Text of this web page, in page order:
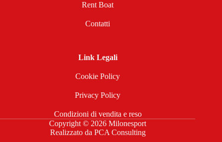
Rent Boat
Contatti
Link Legali
Cookie Policy
Privacy Policy
Condizioni di vendita e reso
Copyright © 2026 Milonesport
Realizzato da PCA Consulting